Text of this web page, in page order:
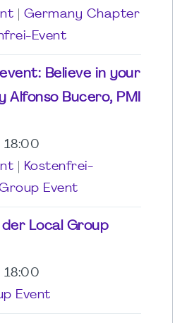
Germany Chapter
Event
Believe in your
Alfonso Bucero, PMI
18:00
Kostenfrei-
Event
Local Group
18:00
Event